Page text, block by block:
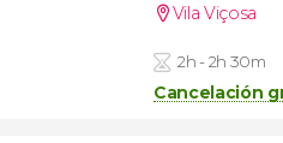
Vila Viçosa
2h - 2h 30m
Cancelación